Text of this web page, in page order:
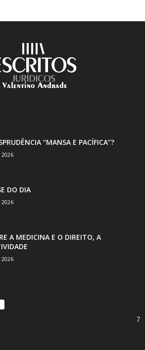
“MANSA E PACÍFICA”?
DO DIA
A MEDICINA E O DIREITO, A
7